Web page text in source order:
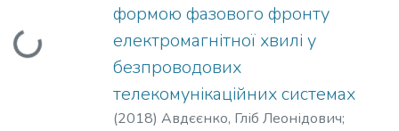
Вантажиться...
формою фазового фронту
електромагнітної хвилі у
безпроводових
телекомунікаційних системах
(2018) Авдєєнко, Гліб Леонідович;